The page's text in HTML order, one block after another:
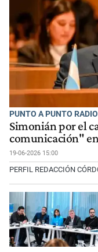
PUNTO A PUNTO
Simonián por el
comunicación"
19-06-2026 15:00
PERFIL REDACCIÓN